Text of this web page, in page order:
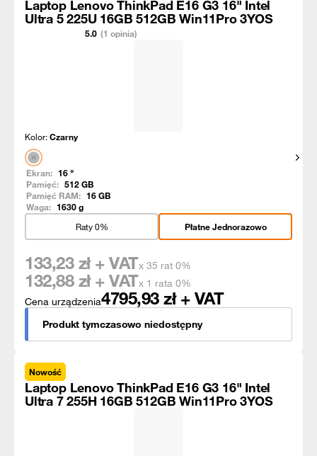
Laptop Lenovo ThinkPad E16 G3 16" Intel
Ultra 5 225U 16GB 512GB Win11Pro 3YOS
5.0 (1 opinia)
Kolor:Czarny
Ekran: 16 "
Pamięć: 512GB
Pamięć RAM: 16GB
Waga: 1630g
Płatne Jednorazowo
Raty 0%
Cena urządzenia4795,93 zł + VAT
133,23 zł + VATx 35 rat 0%
132,88 zł + VATx 1 rata 0%
Produkt tymczasowo niedostępny
Nowość
Laptop Lenovo ThinkPad E16 G3 16" Intel
Ultra 7 255H 16GB 512GB Win11Pro 3YOS